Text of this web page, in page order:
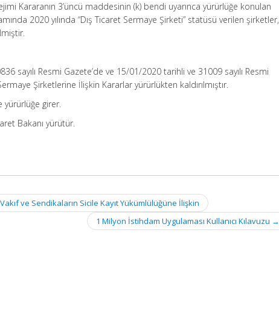
Kararanın 3’üncü maddesinin (k) bendi uyarınca yürürlüğe konulan
2020 yılında “Dış Ticaret Sermaye Şirketi” statüsü verilen şirketler,
sayılı Resmi Gazete’de ve 15/01/2020 tarihli ve 31009 sayılı Resmi
Şirketlerine İlişkin Kararlar yürürlükten kaldırılmıştır.
yürürlüğe girer.
Bakanı yürütür.
ve Sendikaların Sicile Kayıt Yükümlülüğüne İlişkin
1 Milyon İstihdam Uygulaması Kullanıcı Kılavuzu →